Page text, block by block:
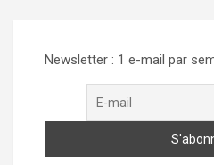
Newsletter : 1 e-mail par